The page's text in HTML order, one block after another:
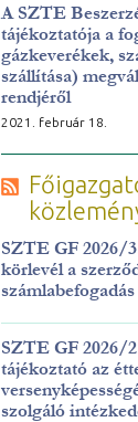
A SZTE
tájékoztatója a
gázkeverékek,
szállítása)
rendjéről
2021. február 18.
SZTE GF 2026/
körlevél a
SZTE GF 2026/
tájékoztató az
szolgáló